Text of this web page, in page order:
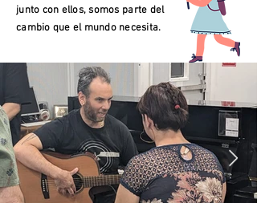
junto con ellos, somos parte del
cambio que el mundo necesita.